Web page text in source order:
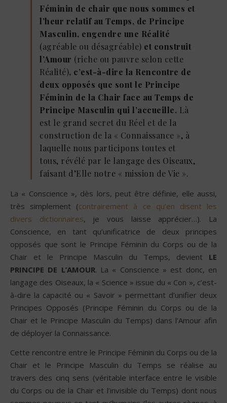
Féminin de chair que nous sommes et
l’heur relatif au Temps, de Principe
Masculin, engendre une Réalité
(agréable ou désagréable) et construit
l’Amour (riche ou pauvre selon cette
Réalité), c’est-à-dire la Rencontre de
deux opposés que sont le Principe
Féminin de la Chair face au Temps de
Principe Masculin qui l’accueille. Là
est le grand secret du Réel et de la
construction de la « Connaissance », à
laquelle nous participons toutes et
tous, révélé par le langage des Oiseaux,
faisant d’Elle notre « mission de Vie ».
La « Conscience », dès lors, peut être définie, elle aussi,
très simplement (contrairement à ce qu’en disent les
divers dictionnaires, je vous laisse apprécier…). La
Conscience, en tant qu’unificatrice de deux principes
opposés que sont le Principe Féminin du Corps ou de la
Chair et le Principe Masculin du Temps, devient LE
PRINCIPE DE L’AMOUR. La « Conscience » est donc, en
langage des Oiseaux, la « Science » issue du « Con », c’est-
à-dire la capacité ou « Savoir » permettant d’unifier deux
Principes Opposés (Principe Féminin du Corps ou de la
Chair et le Principe Masculin du Temps) dans l’Amour afin
de déployer la Connaissance.
Cette rencontre entre le Principe Féminin du Corps ou de la
Chair et le Principe Masculin du Temps se réalise au
travers des cinq sens (véritable interface entre le visible
du Corps ou de la Chair et l’invisible du Temps) dont nous